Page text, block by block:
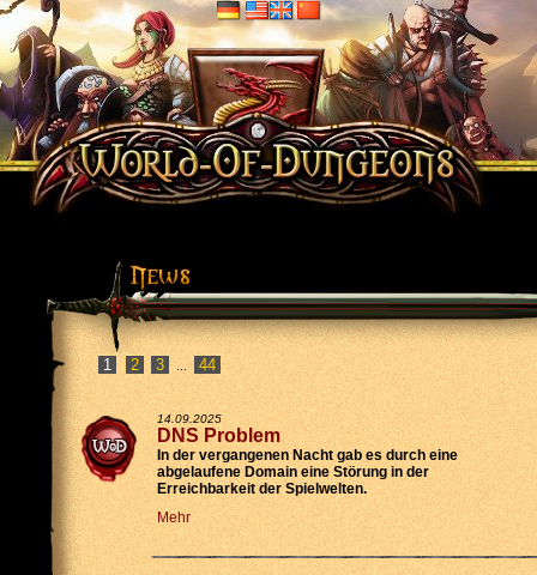
2 3 ... 44
14.09.2025
DNS Problem
In der vergangenen Nacht gab es durch eine
abgelaufene Domain eine Störung in der
Erreichbarkeit der Spielwelten.
Mehr